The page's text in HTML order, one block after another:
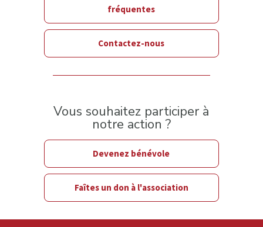
fréquentes
Contactez-nous
Vous souhaitez participer à
notre action ?
Devenez bénévole
Faîtes un don à l'association